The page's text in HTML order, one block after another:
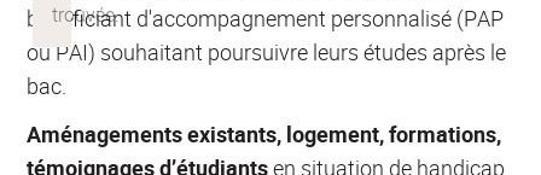
bénéficiant d'accompagnement personnalisé (PAP
ou PAI) souhaitant poursuivre leurs études après le
bac.
Aménagements existants, logement, formations,
témoignages d’étudiantsen situation de handicap